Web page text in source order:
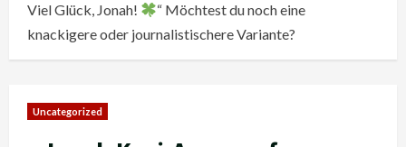
Viel Glück, Jonah!
“ Möchtest du noch eine
knackigere oder journalistischere Variante?
Uncategorized